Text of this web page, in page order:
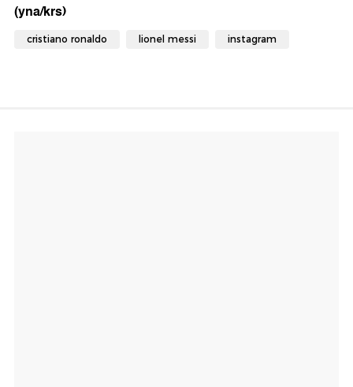
(yna/krs)
cristiano ronaldo lionel messi instagram